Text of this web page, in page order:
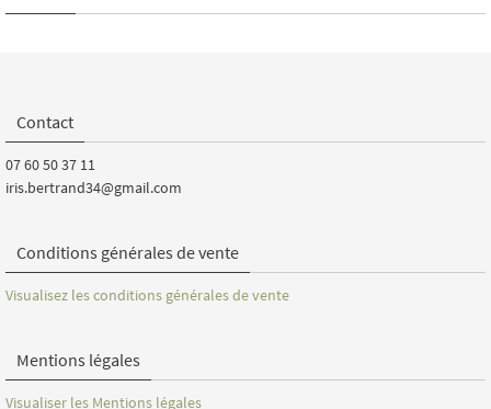
Contact
07 60 50 37 11
iris.bertrand34@gmail.com
Conditions générales de vente
Visualisez les conditions générales de vente
Mentions légales
Visualiser les Mentions légales